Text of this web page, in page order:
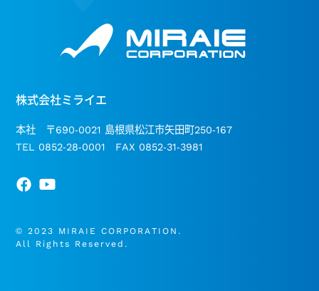
株式会社ミライエ
本社 〒690-0021 島根県松江市矢田町250-167
TEL 0852-28-0001 FAX 0852-31-3981
© 2023 MIRAIE CORPORATION.
All Rights Reserved.